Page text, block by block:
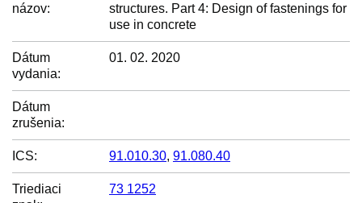
názov:
structures. Part 4: Design of fastenings for
use in concrete
Dátum
vydania:
01. 02. 2020
Dátum
zrušenia:
ICS: 91.010.30, 91.080.40
Triediaci
73 1252